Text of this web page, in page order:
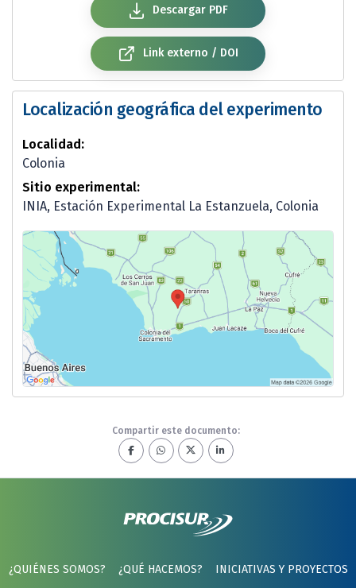
Descargar PDF
Link externo / DOI
Localización geográfica del experimento
Localidad:
Colonia
Sitio experimental:
INIA, Estación Experimental La Estanzuela, Colonia
Compartir este documento:
¿QUIÉNES SOMOS? ¿QUÉ HACEMOS? INICIATIVAS Y PROYECTOS